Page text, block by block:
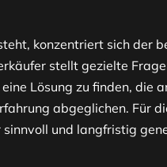
konzentriert sich der
stellt gezielte
Lösung zu finden, die
abgeglichen. Für
und langfristig